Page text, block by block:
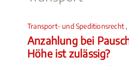
Transport- und Speditionsrecht
Anzahlung bei
Höhe ist zulässig?